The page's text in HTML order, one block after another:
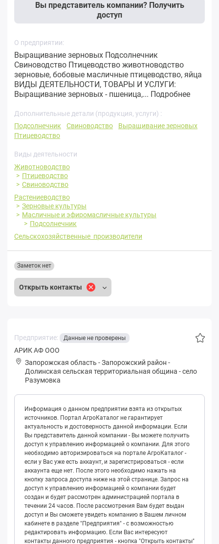
Вы представитель компании? Получить
доступ
О предприятии:
Выращивание зерновых Подсолнечник
Свиноводство Птицеводство животноводство
зерновые, бобовые масличные птицеводство, яйца
ВИДЫ ДЕЯТЕЛЬНОСТИ, ТОВАРЫ И УСЛУГИ:
Выращивание зерновых - пшеница,... Подробнее
Дополнительные детали (продукция, услуги) :
Подсолнечник
Свиноводство
Выращивание зерновых
Птицеводство
Виды деятельности
Животноводство
Птицеводство
Свиноводство
Растениеводство
Зерновые культуры
Масличные и эфиромасличные культуры
Подсолнечник
Сельскохозяйственные производители
Открыть контакты
Заметок нет
Предприятие: Данные не проверены
АРИК АФ ООО
Запорожская область -Запорожский район -
Дoлинская сельская территориальная община -село
Разумовка
Информация о данном предприятии взята из открытых
источников. Портал АгроКаталог не гарантирует
актуальность и достоверность данной информации. Если
Вы представитель данной компании - Вы можете получить
доступ к управлению информацией о компании. Для этого
необходимо авторизироваться на портале АгроКаталог -
если у Вас уже есть аккаунт, и зарегистрироваться - если
аккаунта еще нет. После этого необходимо нажать на
кнопку запроса доступа ниже на этой странице. Запрос на
доступ к управлению информацией о компании будет
создан и будет рассмотрен администрацией портала в
течении 24 часов. После рассмотрения Вам будет выдан
доступ и Вы сможете увидеть компанию в Вашем личном
кабинете в разделе "Предприятия" - с возможностью
редактировать информацию. Если Вас интересуют
контакты данного предприятия - кнопка "Открыть контакты"